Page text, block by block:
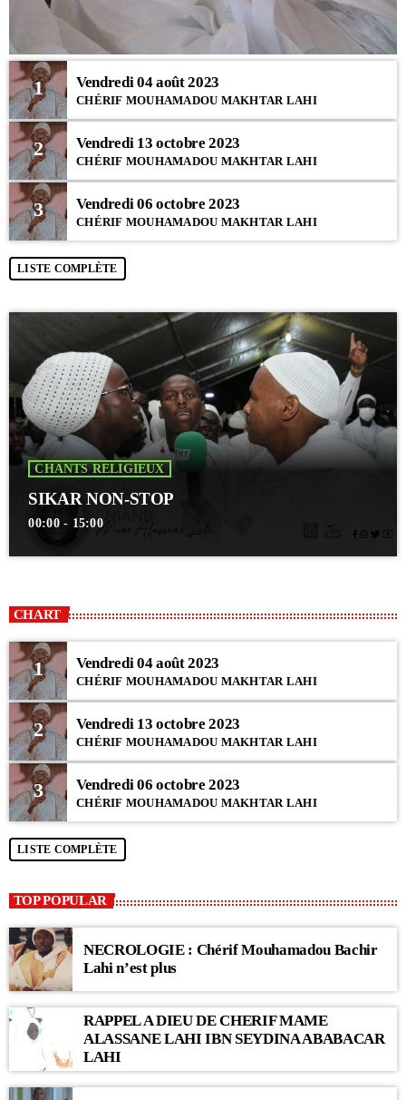
1 Vendredi 04 août 2023
CHÉRIF MOUHAMADOU MAKHTAR LAHI
2 Vendredi 13 octobre 2023
CHÉRIF MOUHAMADOU MAKHTAR LAHI
3 Vendredi 06 octobre 2023
CHÉRIF MOUHAMADOU MAKHTAR LAHI
LISTE COMPLÈTE
CHANTS RELIGIEUX
SIKAR NON-STOP
00:00 - 15:00
CHART
1 Vendredi 04 août 2023
CHÉRIF MOUHAMADOU MAKHTAR LAHI
2 Vendredi 13 octobre 2023
CHÉRIF MOUHAMADOU MAKHTAR LAHI
3 Vendredi 06 octobre 2023
CHÉRIF MOUHAMADOU MAKHTAR LAHI
LISTE COMPLÈTE
TOP POPULAR
NECROLOGIE : Chérif Mouhamadou Bachir
Lahi n’est plus
RAPPEL A DIEU DE CHERIF MAME
ALASSANE LAHI IBN SEYDINA ABABACAR
LAHI